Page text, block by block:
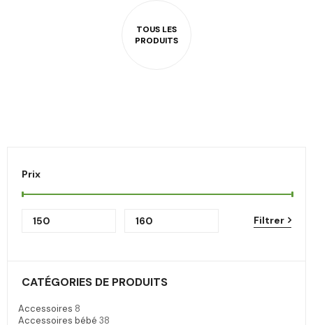
Prix
Filtrer
CATÉGORIES DE PRODUITS
Accessoires 8
Accessoires bébé 38